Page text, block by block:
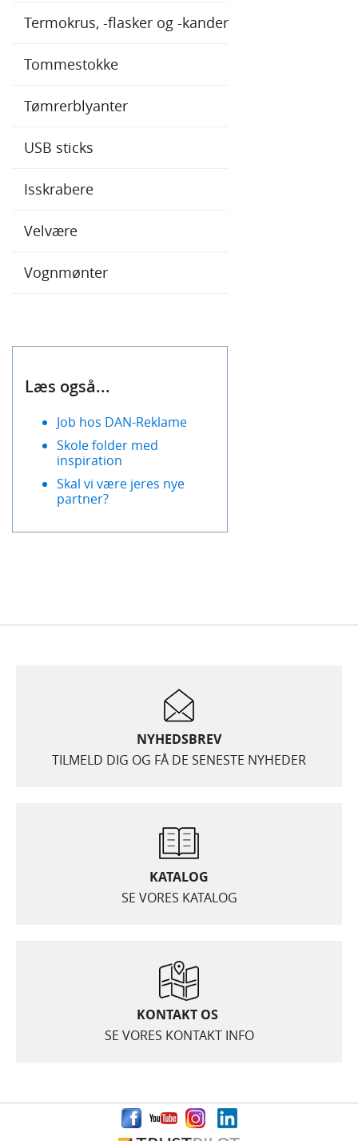
Termokrus, -flasker og -kander
Tommestokke
Tømrerblyanter
USB sticks
Isskrabere
Velvære
Vognmønter
Læs også...
Job hos DAN-Reklame
Skole folder med
inspiration
Skal vi være jeres nye
partner?
NYHEDSBREV
TILMELD DIG OG FÅ DE SENESTE NYHEDER
KATALOG
SE VORES KATALOG
KONTAKT OS
SE VORES KONTAKT INFO